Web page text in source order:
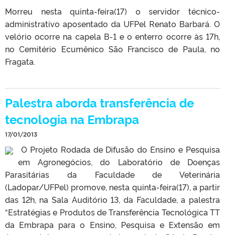
Morreu nesta quinta-feira(17) o servidor técnico-
administrativo aposentado da UFPel Renato Barbará. O
velório ocorre na capela B-1 e o enterro ocorre às 17h,
no Cemitério Ecumênico São Francisco de Paula, no
Fragata.
Palestra aborda transferência de
tecnologia na Embrapa
17/01/2013
O Projeto Rodada de Difusão do Ensino e Pesquisa
em Agronegócios, do Laboratório de Doenças
Parasitárias da Faculdade de Veterinária
(Ladopar/UFPel) promove, nesta quinta-feira(17), a partir
das 12h, na Sala Auditório 13, da Faculdade, a palestra
“Estratégias e Produtos de Transferência Tecnológica TT
da Embrapa para o Ensino, Pesquisa e Extensão em